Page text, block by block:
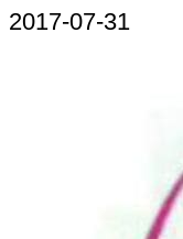
2017-07-31